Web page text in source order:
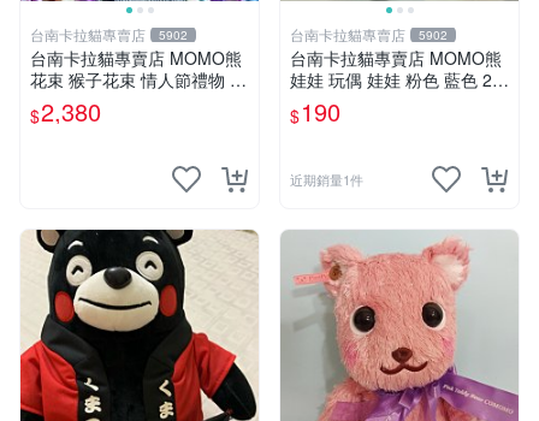
台南卡拉貓專賣店 5902
台南卡拉貓專賣店 MOMO熊
花束 猴子花束 情人節禮物 二
選一 可繡字 可今天寄明天到
$2,380
台南卡拉貓專賣店 5902
台南卡拉貓專賣店 MOMO熊
娃娃 玩偶 娃娃 粉色 藍色 2色
分售
$190
近期銷量1件